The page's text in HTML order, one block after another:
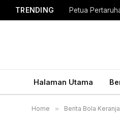
TRENDING
Halaman Utama
Home » Berita Bola